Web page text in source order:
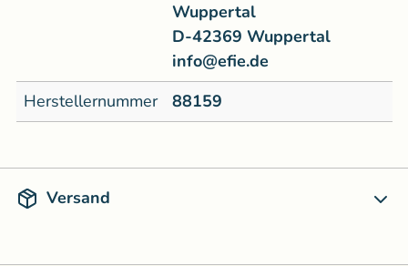
Wuppertal
D-42369 Wuppertal
info@efie.de
Herstellernummer
88159
Versand